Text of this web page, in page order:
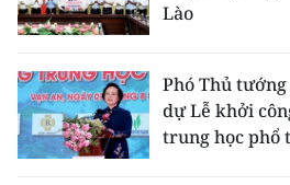
Lào
Phó Thủ
dự Lễ khởi
trung học phổ